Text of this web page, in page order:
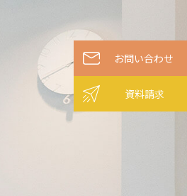
お問い合わせ
資料請求